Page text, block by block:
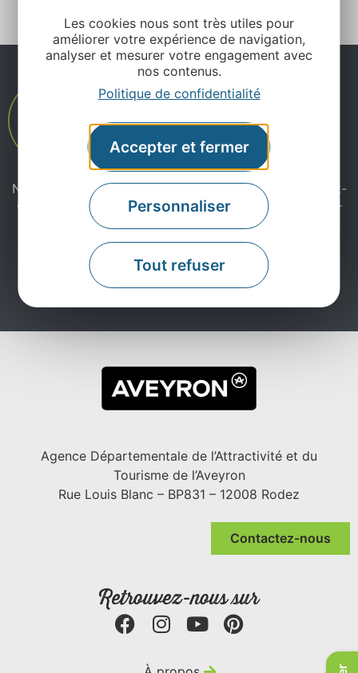
Les cookies nous sont très utiles pour
améliorer votre expérience de navigation,
analyser et mesurer votre engagement avec
nos contenus.
Politique de confidentialité
Accepter et fermer
Personnaliser
Tout refuser
Ne manquez pas notre newsletter mensuelle et laissez-
vous inspirer pour profiter pleinement de votre séjour
en Aveyron.
Agence Départementale de l’Attractivité et du
Tourisme de l’Aveyron
Rue Louis Blanc – BP831 – 12008 Rodez
Contactez-nous
Retrouvez-nous sur